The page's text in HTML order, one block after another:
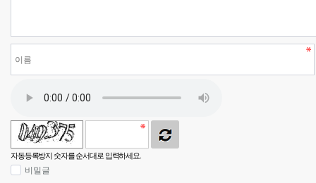
자동등록방지 숫자를 순서대로 입력하세요.
비밀글